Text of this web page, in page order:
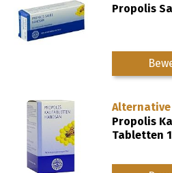
Propolis
Alternative
Propolis
Tabletten